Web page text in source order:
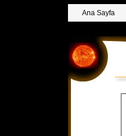
Ana Sayfa